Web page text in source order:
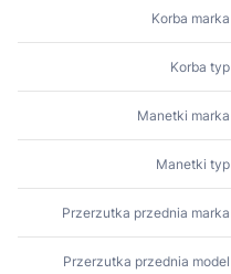
Korba marka
Korba typ
Manetki marka
Manetki typ
Przerzutka przednia marka
Przerzutka przednia model